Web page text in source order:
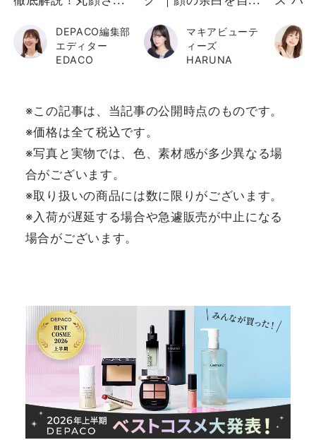
DEPACO編集部
エディター
EDACO
マキアビューテ
ィーズ
HARUNA
※この記事は、当記事の公開時点のものです。
※価格は全て税込です。
※写真と実物では、色、素材感が多少異なる場
合がございます。
※取り扱いの商品には数に限りがございます。
※入荷が遅延する場合や急遽販売が中止になる
場合がございます。